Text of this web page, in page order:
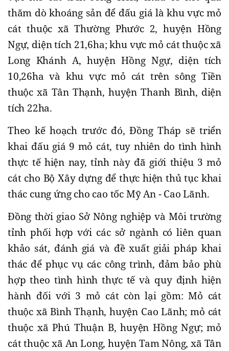
thăm dò khoáng sản để đấu giá là khu vực mỏ
cát thuộc xã Thường Phước 2, huyện Hồng
Ngự, diện tích 21,6ha; khu vực mỏ cát thuộc xã
Long Khánh A, huyện Hồng Ngự, diện tích
10,26ha và khu vực mỏ cát trên sông Tiền
thuộc xã Tân Thạnh, huyện Thanh Bình, diện
tích 22ha.
Theo kế hoạch trước đó, Đồng Tháp sẽ triển
khai đấu giá 9 mỏ cát, tuy nhiên do tình hình
thực tế hiện nay, tỉnh này đã giới thiệu 3 mỏ
cát cho Bộ Xây dựng để thực hiện thủ tục khai
thác cung ứng cho cao tốc Mỹ An - Cao Lãnh.
Đồng thời giao Sở Nông nghiệp và Môi trường
tỉnh phối hợp với các sở ngành có liên quan
khảo sát, đánh giá và đề xuất giải pháp khai
thác để phục vụ các công trình, đảm bảo phù
hợp theo tình hình thực tế và quy định hiện
hành đối với 3 mỏ cát còn lại gồm: Mỏ cát
thuộc xã Bình Thạnh, huyện Cao Lãnh; mỏ cát
thuộc xã Phú Thuận B, huyện Hồng Ngự; mỏ
cát thuộc xã An Long, huyện Tam Nông, xã Tân